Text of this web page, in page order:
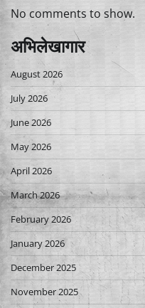
No comments to show.
अभिलेखागार
August 2026
July 2026
June 2026
May 2026
April 2026
March 2026
February 2026
January 2026
December 2025
November 2025